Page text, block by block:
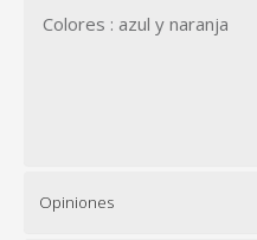
Colores : azul y naranja
Opiniones